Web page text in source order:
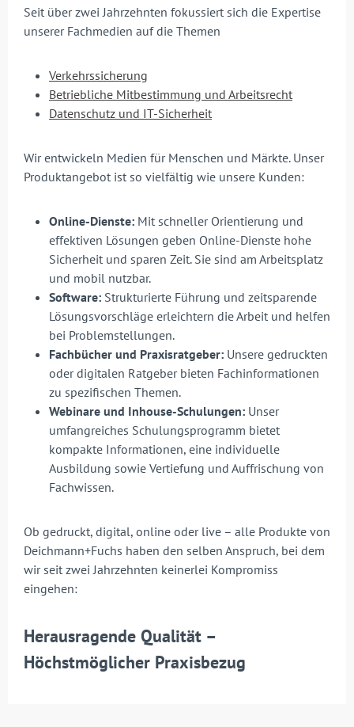
Seit über zwei Jahrzehnten fokussiert sich die Expertise
unserer Fachmedien auf die Themen
Verkehrssicherung
Betriebliche Mitbestimmung und Arbeitsrecht
Datenschutz und IT-Sicherheit
Wir entwickeln Medien für Menschen und Märkte. Unser
Produktangebot ist so vielfältig wie unsere Kunden:
Online-Dienste: Mit schneller Orientierung und
effektiven Lösungen geben Online-Dienste hohe
Sicherheit und sparen Zeit. Sie sind am Arbeitsplatz
und mobil nutzbar.
Software: Strukturierte Führung und zeitsparende
Lösungsvorschläge erleichtern die Arbeit und helfen
bei Problemstellungen.
Fachbücher und Praxisratgeber: Unsere gedruckten
oder digitalen Ratgeber bieten Fachinformationen
zu spezifischen Themen.
Webinare und Inhouse-Schulungen: Unser
umfangreiches Schulungsprogramm bietet
kompakte Informationen, eine individuelle
Ausbildung sowie Vertiefung und Auffrischung von
Fachwissen.
Ob gedruckt, digital, online oder live – alle Produkte von
Deichmann+Fuchs haben den selben Anspruch, bei dem
wir seit zwei Jahrzehnten keinerlei Kompromiss
eingehen:
Herausragende Qualität –
Höchstmöglicher Praxisbezug